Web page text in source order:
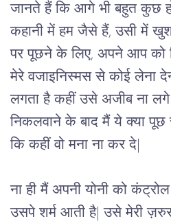
जानते हैं कि आगे भी बहुत कुछ
कहानी में हम जैसे हैं, उसी में
पर पूछने के लिए, अपने आप को
मेरे वजाइनिस्मस से कोई लेना
लगता है कहीं उसे अजीब ना
निकलवाने के बाद मैं ये क्या पूछ
कि कहीं वो मना ना कर दे|
ना ही मैं अपनी योनी को
उसपे शर्म आती है| उसे मेरी